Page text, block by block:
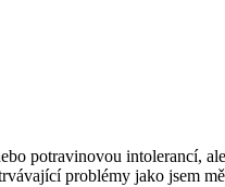
potravinovou intolerancí,
problémy jako jsem